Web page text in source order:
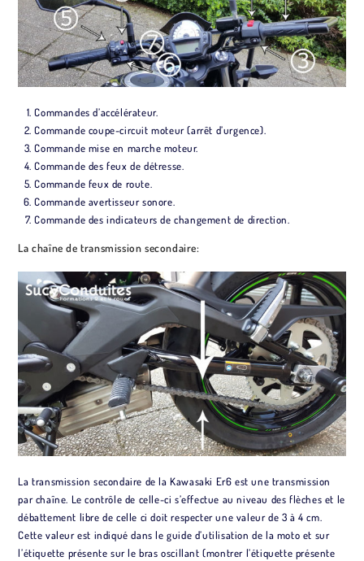
Commandes d’accélérateur.
Commande coupe-circuit moteur (arrêt d’urgence).
Commande mise en marche moteur.
Commande des feux de détresse.
Commande feux de route.
Commande avertisseur sonore.
Commande des indicateurs de changement de direction.
La chaîne de transmission secondaire:
La transmission secondaire de la Kawasaki Er6 est une transmission
par chaîne. Le contrôle de celle-ci s’effectue au niveau des flèches et le
débattement libre de celle ci doit respecter une valeur de 3 à 4 cm.
Cette valeur est indiqué dans le guide d’utilisation de la moto et sur
l’étiquette présente sur le bras oscillant (montrer l’étiquette présente